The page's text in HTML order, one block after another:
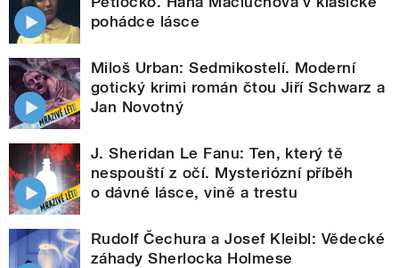
pohádce lásce
Miloš Urban: Sedmikostelí. Moderní
gotický krimi román čtou Jiří Schwarz a
Jan Novotný
J. Sheridan Le Fanu: Ten, který tě
nespouští z očí. Mysteriózní příběh
o dávné lásce, vině a trestu
Rudolf Čechura a Josef Kleibl: Vědecké
záhady Sherlocka Holmese